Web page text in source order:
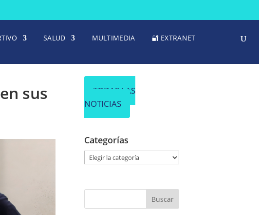
SALUD MULTIMEDIA 🔐 EXTRANET
sus
TODAS LAS
NOTICIAS
Categorías
g